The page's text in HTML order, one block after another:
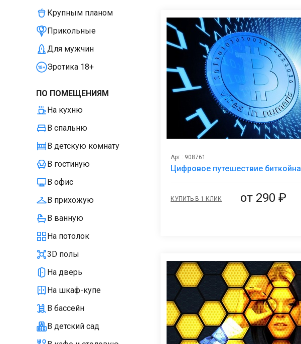
Крупным планом
Прикольные
Для мужчин
Эротика 18+
ПО ПОМЕЩЕНИЯМ
На кухню
В спальню
В детскую комнату
В гостиную
В офис
В прихожую
В ванную
На потолок
3D полы
На дверь
На шкаф-купе
В бассейн
В детский сад
Арт.: 908761
Цифровое путешествие биткойна
КУПИТЬ В 1 КЛИК от290 ₽